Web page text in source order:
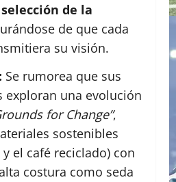
selección de la
de que cada
su visión.
Se rumorea que sus
exploran una evolución
for Change”,
sostenibles
el café reciclado) con
costura como seda